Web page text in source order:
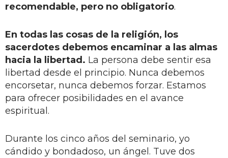
recomendable, pero no obligatorio.
En todas las cosas de la religión, los
sacerdotes debemos encaminar a las almas
hacia la libertad. La persona debe sentir esa
libertad desde el principio. Nunca debemos
encorsetar, nunca debemos forzar. Estamos
para ofrecer posibilidades en el avance
espiritual.
Durante los cinco años del seminario, yo
cándido y bondadoso, un ángel. Tuve dos